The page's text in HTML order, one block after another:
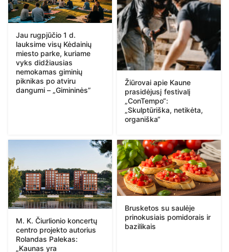
Jau rugpjūčio 1 d.
lauksime visų Kėdainių
miesto parke, kuriame
vyks didžiausias
nemokamas giminių
piknikas po atviru
dangumi – „Gimininės”
Žiūrovai apie Kaune
prasidėjusį festivalį
„ConTempo“:
„Skulptūriška, netikėta,
organiška“
M. K. Čiurlionio koncertų
centro projekto autorius
Rolandas Palekas:
„Kaunas yra
Brusketos su saulėje
prinokusiais pomidorais ir
bazilikais